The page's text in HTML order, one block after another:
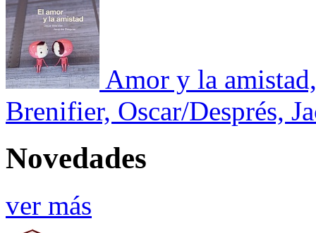
Amor y la
Brenifier, Oscar/Després,
Novedades
ver más